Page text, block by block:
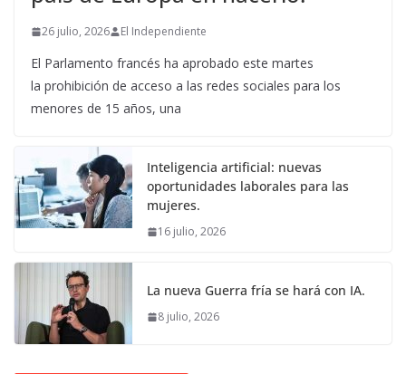
26 julio, 2026 El Independiente
El Parlamento francés ha aprobado este martes
la prohibición de acceso a las redes sociales para los
menores de 15 años, una
Inteligencia artificial: nuevas
oportunidades laborales para las
mujeres.
16 julio, 2026
La nueva Guerra fría se hará con IA.
8 julio, 2026